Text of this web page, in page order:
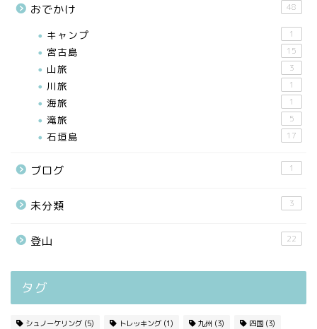
おでかけ 48
キャンプ 1
宮古島 15
山旅 3
川旅 1
海旅 1
滝旅 5
石垣島 17
ブログ 1
未分類 3
登山 22
タグ
シュノーケリング (5) トレッキング (1) 九州 (3) 四国 (3)